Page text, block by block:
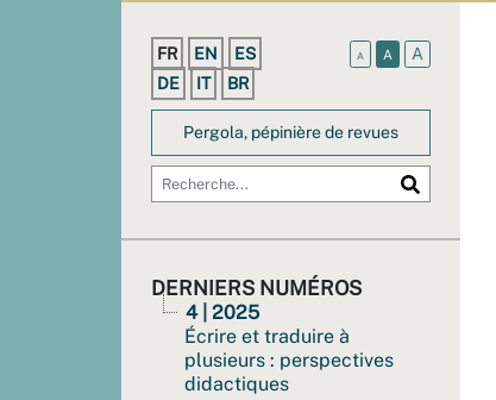
FR EN
ES
DE
IT BR
A A A
Pergola, pépinière de revues
DERNIERS NUMÉROS
4 | 2025
Écrire et traduire à
plusieurs : perspectives
didactiques